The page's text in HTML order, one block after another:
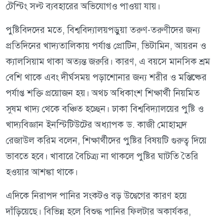
টেস্টিং সল্ট ব্যবহারের অভিযোগও পাওয়া যায়।
পুষ্টিবিদদের মতে, বিশ্ববিদ্যালয়পড়ুয়া তরুণ-তরুণীদের জন্য
প্রতিদিনের খাদ্যতালিকায় পর্যাপ্ত প্রোটিন, ভিটামিন, আয়রন ও
ক্যালসিয়াম থাকা অত্যন্ত জরুরি। কারণ, এ বয়সে মানসিক শ্রম
বেশি থাকে এবং দীর্ঘসময় পড়াশোনার জন্য শরীর ও মস্তিষ্কের
পর্যাপ্ত শক্তি প্রয়োজন হয়। অথচ অধিকাংশ শিক্ষার্থী নিয়মিত
সুষম খাদ্য থেকে বঞ্চিত হচ্ছেন। ঢাকা বিশ্ববিদ্যালয়ের পুষ্টি ও
খাদ্যবিজ্ঞান ইনস্টিটিউটের অধ্যাপক ড. কাজী মোহাম্মদ
রেজাউল করিম বলেন, শিক্ষার্থীদের পুষ্টির বিষয়টি গুরুত্ব দিয়ে
ভাবতে হবে। খাবারে বৈচিত্র্য না থাকলে পুষ্টির ঘাটতি তৈরি
হওয়ার আশঙ্কা থাকে।
এদিকে নিরাপদ পানির সংকটও বড় উদ্বেগের কারণ হয়ে
দাঁড়িয়েছে। বিভিন্ন হলে বিশুদ্ধ পানির ফিলটার অকার্যকর,